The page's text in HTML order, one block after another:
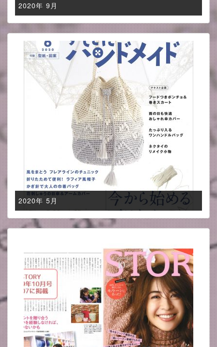
2020年 9月
2020年 5月